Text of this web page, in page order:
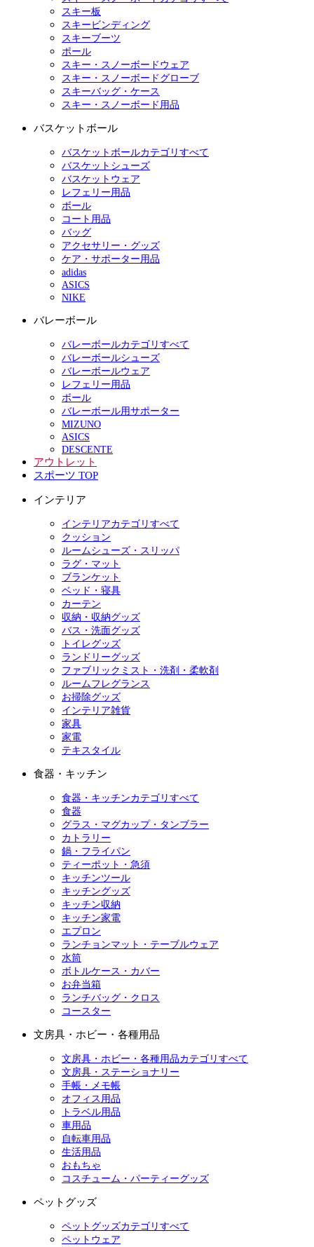
スキー板
スキービンディング
スキーブーツ
ポール
スキー・スノーボードウェア
スキー・スノーボードグローブ
スキーバッグ・ケース
スキー・スノーボード用品
バスケットボール
バスケットボールカテゴリすべて
バスケットシューズ
バスケットウェア
レフェリー用品
ボール
コート用品
バッグ
アクセサリー・グッズ
ケア・サポーター用品
adidas
ASICS
NIKE
バレーボール
バレーボールカテゴリすべて
バレーボールシューズ
バレーボールウェア
レフェリー用品
ボール
バレーボール用サポーター
MIZUNO
ASICS
DESCENTE
アウトレット
スポーツ TOP
インテリア
インテリアカテゴリすべて
クッション
ルームシューズ・スリッパ
ラグ・マット
ブランケット
ベッド・寝具
カーテン
収納・収納グッズ
バス・洗面グッズ
トイレグッズ
ランドリーグッズ
ファブリックミスト・洗剤・柔軟剤
ルームフレグランス
お掃除グッズ
インテリア雑貨
家具
家電
テキスタイル
食器・キッチン
食器・キッチンカテゴリすべて
食器
グラス・マグカップ・タンブラー
カトラリー
鍋・フライパン
ティーポット・急須
キッチンツール
キッチングッズ
キッチン収納
キッチン家電
エプロン
ランチョンマット・テーブルウェア
水筒
ボトルケース・カバー
お弁当箱
ランチバッグ・クロス
コースター
文房具・ホビー・各種用品
文房具・ホビー・各種用品カテゴリすべて
文房具・ステーショナリー
手帳・メモ帳
オフィス用品
トラベル用品
車用品
自転車用品
生活用品
おもちゃ
コスチューム・パーティーグッズ
ペットグッズ
ペットグッズカテゴリすべて
ペットウェア